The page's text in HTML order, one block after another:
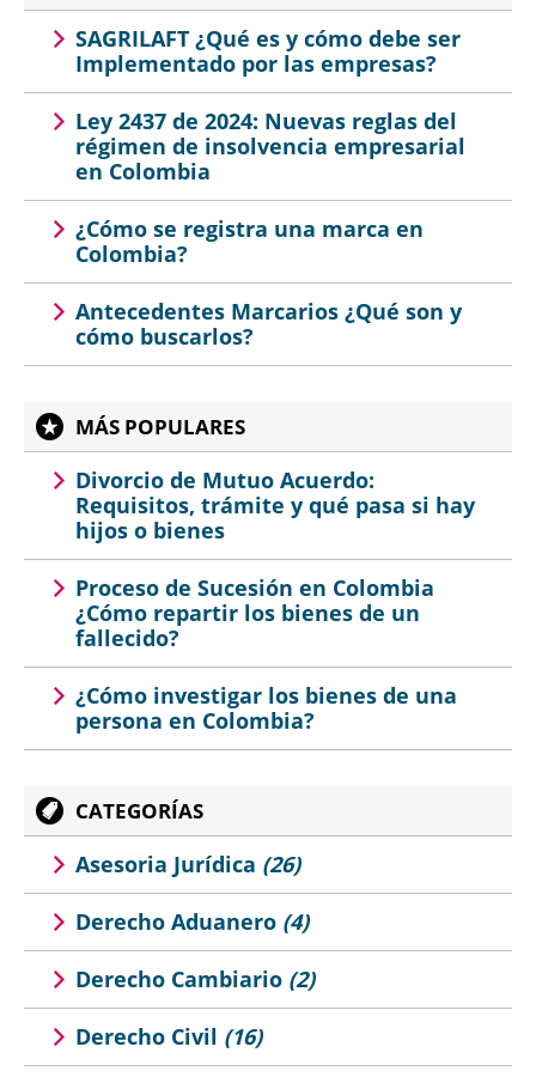
SAGRILAFT ¿Qué es y cómo debe ser
Implementado por las empresas?
Ley 2437 de 2024: Nuevas reglas del
régimen de insolvencia empresarial
en Colombia
¿Cómo se registra una marca en
Colombia?
Antecedentes Marcarios ¿Qué son y
cómo buscarlos?
MÁS POPULARES
Divorcio de Mutuo Acuerdo:
Requisitos, trámite y qué pasa si hay
hijos o bienes
Proceso de Sucesión en Colombia
¿Cómo repartir los bienes de un
fallecido?
¿Cómo investigar los bienes de una
persona en Colombia?
CATEGORÍAS
Asesoria Jurídica (26)
Derecho Aduanero (4)
Derecho Cambiario (2)
Derecho Civil (16)